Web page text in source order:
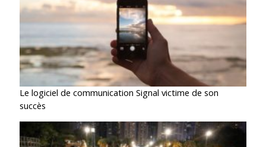
Le logiciel de communication Signal victime de son
succès